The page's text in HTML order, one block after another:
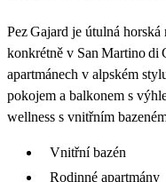
Pez Gajard je útulná
konkrétně v San Martino di
apartmánech v alpském
pokojem a balkonem s
wellness s vnitřním
Vnitřní bazén
Rodinné apartmány